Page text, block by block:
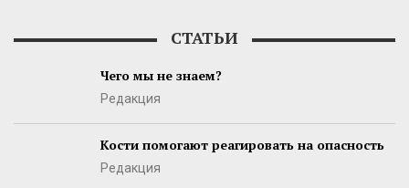
СТАТЬИ
Чего мы не знаем?
Редакция
Кости помогают реагировать на опасность
Редакция